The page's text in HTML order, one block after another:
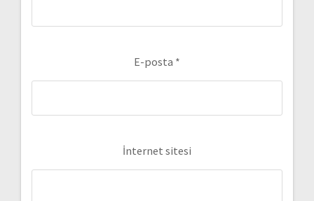
E-posta *
İnternet sitesi